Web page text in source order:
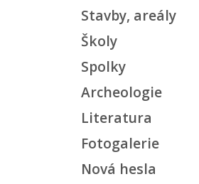
Stavby, areály
Školy
Spolky
Archeologie
Literatura
Fotogalerie
Nová hesla